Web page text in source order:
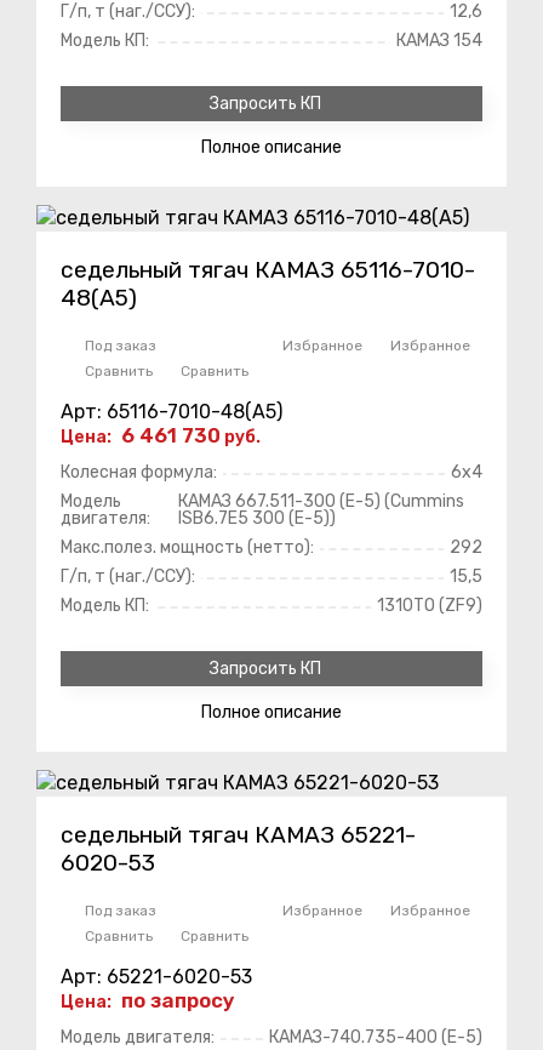
Г/п, т (наг./ССУ):
12,6
Модель КП:
КАМАЗ 154
Запросить КП
Полное описание
седельный тягач КАМАЗ 65116-7010-
48(A5)
Под заказ Избранное
Избранное
Сравнить
Сравнить
Арт: 65116-7010-48(A5)
Цена: 6 461 730 руб.
Колесная формула:
6х4
Модель
двигателя:
КАМАЗ 667.511-300 (Е-5) (Cummins
ISB6.7E5 300 (Е-5))
Макс.полез. мощность (нетто):
292
Г/п, т (наг./ССУ):
15,5
Модель КП:
1310ТО (ZF9)
Запросить КП
Полное описание
седельный тягач КАМАЗ 65221-
6020-53
Под заказ Избранное
Избранное
Сравнить
Сравнить
Арт: 65221-6020-53
Цена: по запросу
Модель двигателя: КАМАЗ-740.735-400 (E-5)